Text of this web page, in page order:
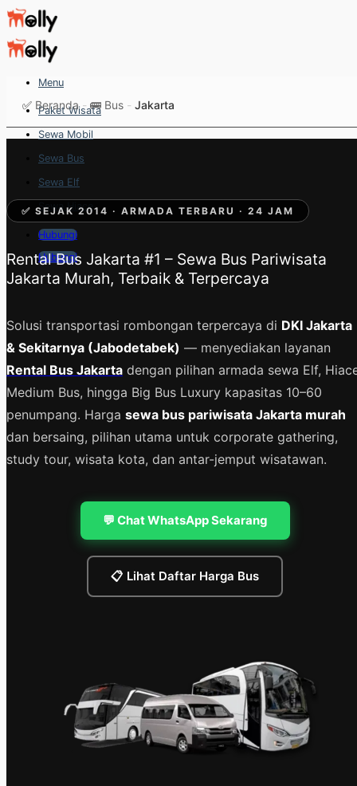
Skip
to
content
Menu
Paket Wisata
Sewa Mobil
Sewa Bus
Sewa Elf
Sewa Hiace
Hubungi
Hubungi
✅ Beranda- 🚌 Bus - Jakarta
✅ SEJAK 2014 · ARMADA TERBARU · 24 JAM
Rental Bus Jakarta #1 – Sewa Bus Pariwisata
Jakarta Murah, Terbaik & Terpercaya
Solusi transportasi rombongan terpercaya di DKI Jakarta
& Sekitarnya (Jabodetabek) — menyediakan layanan
Rental Bus Jakarta dengan pilihan armada sewa Elf,
Medium Bus, hingga Big Bus Luxury kapasitas 10–60
penumpang. Harga sewa bus pariwisata Jakarta murah
dan bersaing, pilihan utama untuk corporate gathering,
study tour, wisata kota, dan antar-jemput wisatawan.
💬 Chat WhatsApp Sekarang
📋 Lihat Daftar Harga Bus